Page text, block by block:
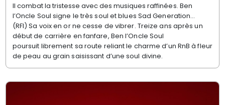
Il combat la tristesse avec des musiques raffinées. Ben
l’Oncle Soul signe le trèssoul et blues Sad Generation…
(RFI)Sa voix en or ne cesse de vibrer. Treizeans après un
début de carrière enfanfare, Ben l’Oncle Soul
poursuit librement sa route reliant le charmed’un RnB à fleur
de peau au grainsaisissant d’une soul divine.